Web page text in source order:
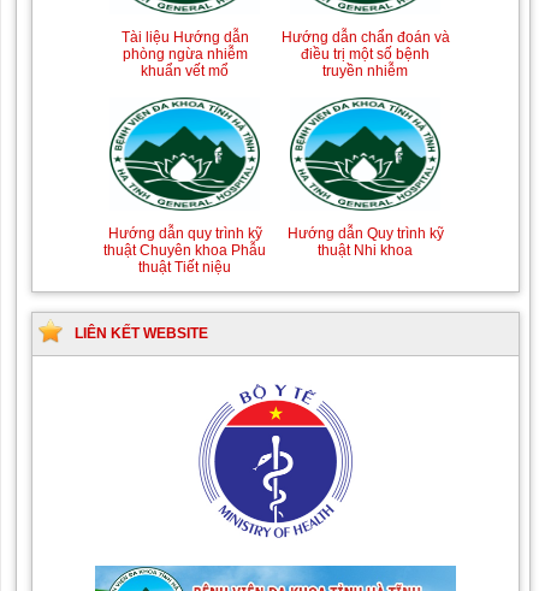
Tài liệu Hướng dẫn
phòng ngừa nhiễm
khuẩn vết mổ
Hướng dẫn chẩn đoán và
điều trị một số bệnh
truyền nhiễm
Hướng dẫn quy trình kỹ
thuật Chuyên khoa Phẫu
thuật Tiết niệu
Hướng dẫn Quy trình kỹ
thuật Nhi khoa
LIÊN KẾT WEBSITE